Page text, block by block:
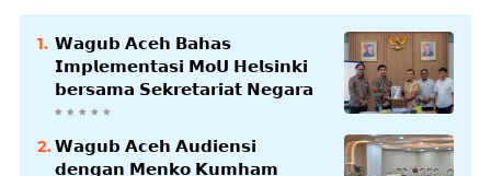
𝗪𝗮𝗴𝘂𝗯 𝗔𝗰𝗲𝗵 𝗕𝗮𝗵𝗮𝘀
𝗜𝗺𝗽𝗹𝗲𝗺𝗲𝗻𝘁𝗮𝘀𝗶 𝗠𝗼𝗨 𝗛𝗲𝗹𝘀𝗶𝗻𝗸𝗶
𝗯𝗲𝗿𝘀𝗮𝗺𝗮 𝗦𝗲𝗸𝗿𝗲𝘁𝗮𝗿𝗶𝗮𝘁 𝗡𝗲𝗴𝗮𝗿𝗮
𝗪𝗮𝗴𝘂𝗯 𝗔𝗰𝗲𝗵 𝗔𝘂𝗱𝗶𝗲𝗻𝘀𝗶
𝗱𝗲𝗻𝗴𝗮𝗻 𝗠𝗲𝗻𝗸𝗼 𝗞𝘂𝗺𝗵𝗮𝗺